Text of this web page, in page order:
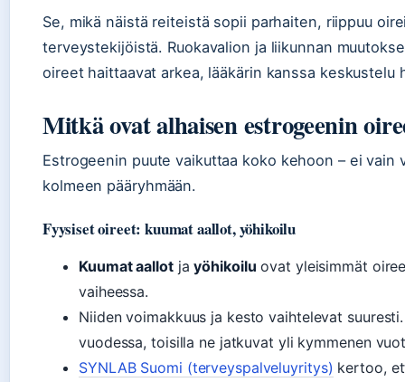
Se, mikä näistä reiteistä sopii parhaiten, riippuu
terveystekijöistä. Ruokavalion ja liikunnan
oireet haittaavat arkea, lääkärin kanssa
Mitkä ovat alhaisen estrogeenin
Estrogeenin puute vaikuttaa koko kehoon – ei vain
kolmeen pääryhmään.
Fyysiset oireet: kuumat aallot, yöhikoilu
Kuumat aallotjayöhikoilu ovat yleisimmät
vaiheessa.
Niiden voimakkuus ja kesto vaihtelevat
vuodessa, toisilla ne jatkuvat yli kymmenen
SYNLAB Suomi (terveyspalveluyritys) kertoo,